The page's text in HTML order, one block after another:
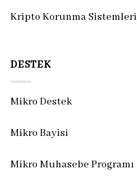
Kripto Korunma Sistemleri
DESTEK
Mikro Destek
Mikro Bayisi
Mikro Muhasebe Programı